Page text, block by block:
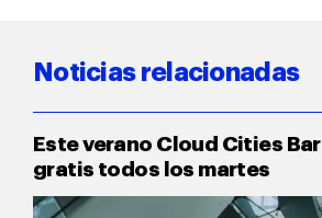
Noticias relacionadas
Este verano Cloud Cities
gratis todos los martes